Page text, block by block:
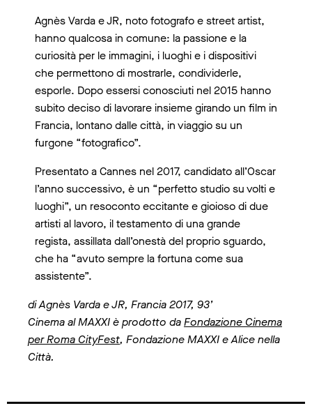
Agnès Varda e JR, noto fotografo e street artist,
hanno qualcosa in comune: la passione e la
curiosità per le immagini, i luoghi e i dispositivi
che permettono di mostrarle, condividerle,
esporle. Dopo essersi conosciuti nel 2015 hanno
subito deciso di lavorare insieme girando un film in
Francia, lontano dalle città, in viaggio su un
furgone “fotografico”.
Presentato a Cannes nel 2017, candidato all’Oscar
l’anno successivo, è un “perfetto studio su volti e
luoghi”, un resoconto eccitante e gioioso di due
artisti al lavoro, il testamento di una grande
regista, assillata dall’onestà del proprio sguardo,
che ha “avuto sempre la fortuna come sua
assistente”.
di Agnès Varda e JR, Francia 2017, 93’
Cinema al MAXXI è prodotto daFondazione Cinema
per Roma CityFest, Fondazione MAXXI e Alice nella
Città.